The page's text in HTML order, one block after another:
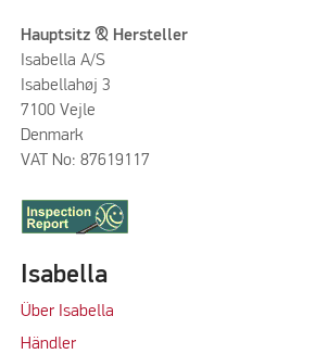
Hauptsitz & Hersteller
Isabella A/S
Isabellahøj 3
7100 Vejle
Denmark
VAT No: 87619117
Isabella
Über Isabella
Händler